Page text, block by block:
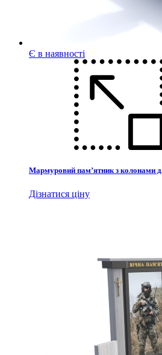
Є в наявності
Мармуровий пам’ятник з колонами
Дізнатися ціну